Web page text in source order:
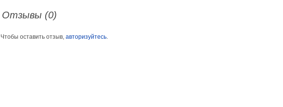
Отзывы (0)
Чтобы оставить отзыв, авторизуйтесь.